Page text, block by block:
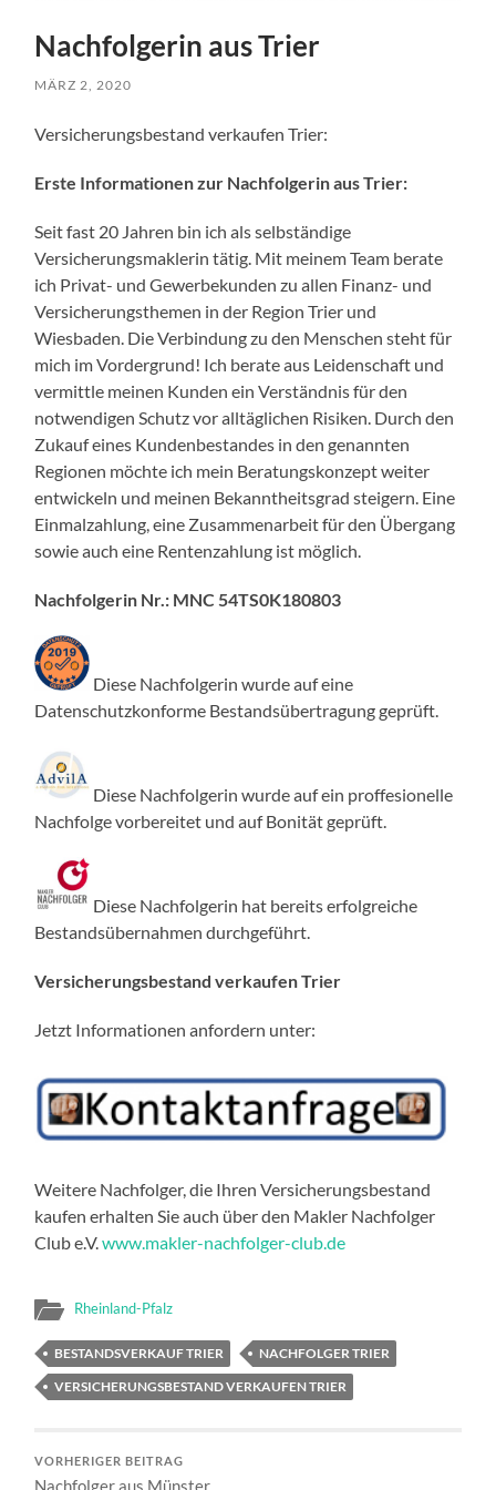
Nachfolgerin aus Trier
MÄRZ 2, 2020
Versicherungsbestand verkaufen Trier:
Erste Informationen zur Nachfolgerin aus Trier:
Seit fast 20 Jahren bin ich als selbständige
Versicherungsmaklerin tätig. Mit meinem Team berate
ich Privat- und Gewerbekunden zu allen Finanz- und
Versicherungsthemen in der Region Trier und
Wiesbaden. Die Verbindung zu den Menschen steht für
mich im Vordergrund! Ich berate aus Leidenschaft und
vermittle meinen Kunden ein Verständnis für den
notwendigen Schutz vor alltäglichen Risiken. Durch den
Zukauf eines Kundenbestandes in den genannten
Regionen möchte ich mein Beratungskonzept weiter
entwickeln und meinen Bekanntheitsgrad steigern. Eine
Einmalzahlung, eine Zusammenarbeit für den Übergang
sowie auch eine Rentenzahlung ist möglich.
Nachfolgerin Nr.: MNC 54TS0K180803
Diese Nachfolgerin wurde auf eine
Datenschutzkonforme Bestandsübertragung geprüft.
Diese Nachfolgerin wurde auf ein proffesionelle
Nachfolge vorbereitet und auf Bonität geprüft.
Diese Nachfolgerin hat bereits erfolgreiche
Bestandsübernahmen durchgeführt.
Versicherungsbestand verkaufen Trier
Jetzt Informationen anfordern unter:
Weitere Nachfolger, die Ihren Versicherungsbestand
kaufen erhalten Sie auch über den Makler Nachfolger
Club e.V.www.makler-nachfolger-club.de
Rheinland-Pfalz
BESTANDSVERKAUF TRIER
NACHFOLGER TRIER
VERSICHERUNGSBESTAND VERKAUFEN TRIER
VORHERIGER BEITRAG
Nachfolger aus Münster